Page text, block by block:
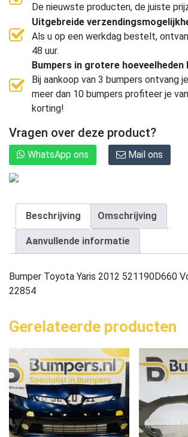
De nieuwste producten, de juiste
Uitgebreide
Als u op een werkdag bestelt,
48 uur.
Bumpers in grotere hoeveelheden
Bij aankoop van 3 bumpers ontvang
meer dan 10 bumpers profiteer je
korting!
Vragen over deze product?
WhatsApp ons Mail ons
Beschrijving Omschrijving
Aanvullende informatie
Bumper Toyota Yaris 2012 521190D660
22854
Gerelateerde producten